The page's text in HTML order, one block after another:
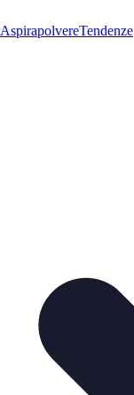
AspirapolvereTendenze